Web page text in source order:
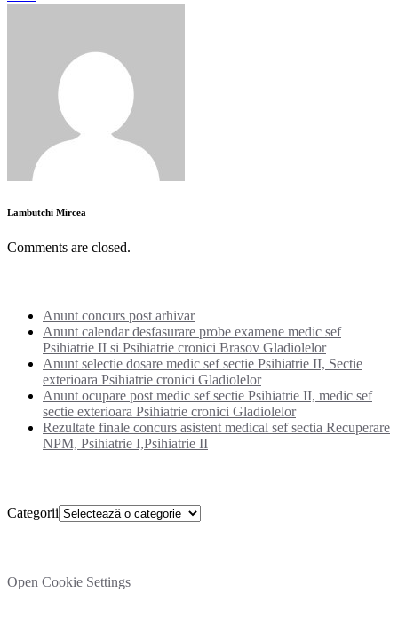
Lambutchi Mircea
Comments are closed.
Anunt concurs post arhivar
Anunt calendar desfasurare probe examene medic sef
Psihiatrie II si Psihiatrie cronici Brasov Gladiolelor
Anunt selectie dosare medic sef sectie Psihiatrie II, Sectie
exterioara Psihiatrie cronici Gladiolelor
Anunt ocupare post medic sef sectie Psihiatrie II, medic sef
sectie exterioara Psihiatrie cronici Gladiolelor
Rezultate finale concurs asistent medical sef sectia Recuperare
NPM, Psihiatrie I,Psihiatrie II
Categorii
Open Cookie Settings